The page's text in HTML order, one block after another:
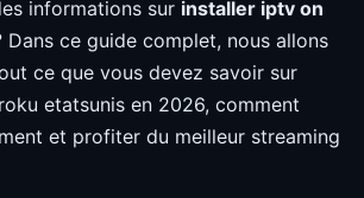
informations sur installer iptv on
Dans ce guide complet, nous allons
ce que vous devez savoir sur
etatsunis en 2026, comment
et profiter du meilleur streaming